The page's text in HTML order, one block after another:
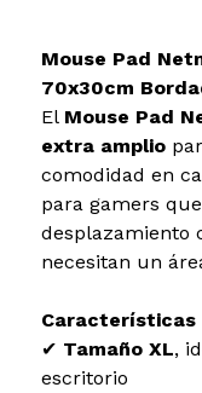
Mouse Pad
70x30cm
El Mouse Pad
extra amplio
comodidad en
para gamers
desplazamiento
necesitan un
Características
✔ Tamaño XL,
escritorio